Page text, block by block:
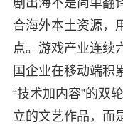
合海外本土资源，
点。游戏产业连续
国企业在移动端积
“技术加内容”的双
立的文艺作品，而